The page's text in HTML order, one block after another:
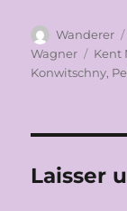
Auteur
Wanderer
Wagner
Kent
Konwitschny,
Laisser